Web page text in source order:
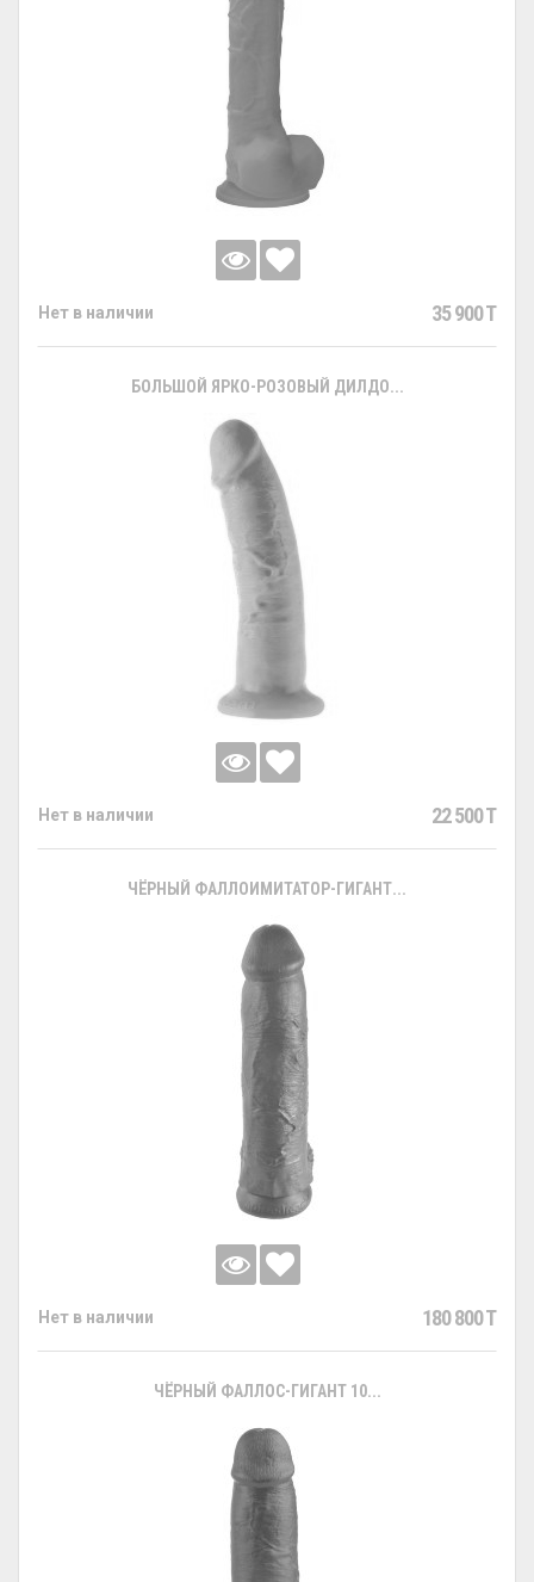
Нет в наличии 35 900 T
БОЛЬШОЙ ЯРКО-РОЗОВЫЙ ДИЛДО...
Нет в наличии 22 500 T
ЧЁРНЫЙ ФАЛЛОИМИТАТОР-ГИГАНТ...
Нет в наличии 180 800 T
ЧЁРНЫЙ ФАЛЛОС-ГИГАНТ 10...